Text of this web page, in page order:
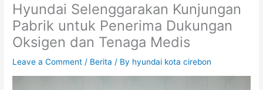
Hyundai Selenggarakan Kunjungan
Pabrik untuk Penerima Dukungan
Oksigen dan Tenaga Medis
Leave a Comment / Berita / By hyundai kota cirebon